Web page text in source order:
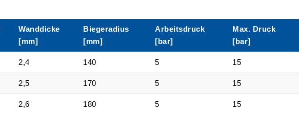
Wanddicke
[mm]
Biegeradius
[mm]
Arbeitsdruck
[bar]
Max. Druck
[bar]
2,4 140 5 15
2,5 170 5 15
2,6 180 5 15